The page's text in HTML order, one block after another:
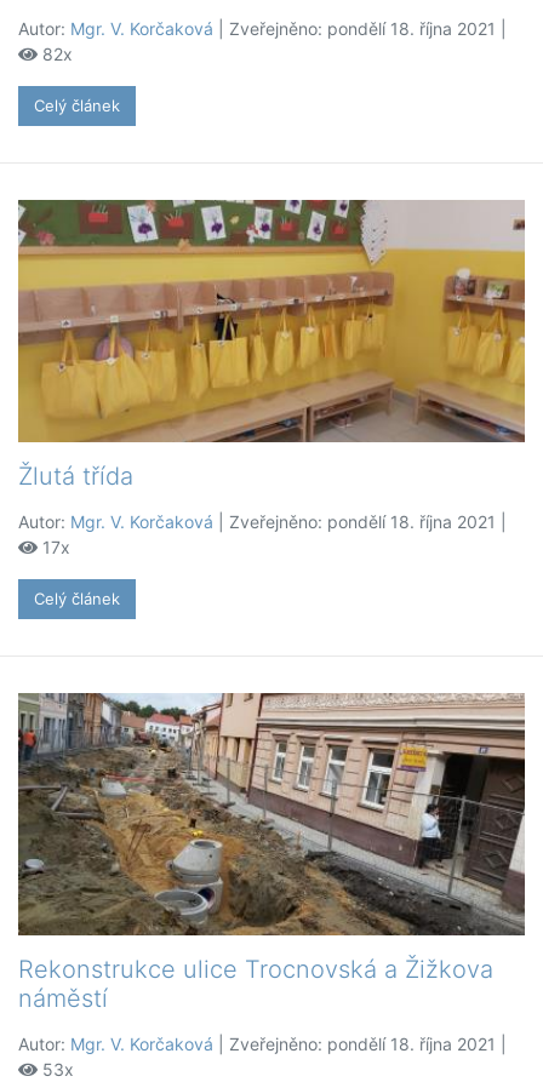
Autor: Mgr. V. Korčaková | Zveřejněno: pondělí 18. října 2021 |
82x
Celý článek
Žlutá třída
Autor: Mgr. V. Korčaková | Zveřejněno: pondělí 18. října 2021 |
17x
Celý článek
Rekonstrukce ulice Trocnovská a Žižkova
náměstí
Autor: Mgr. V. Korčaková | Zveřejněno: pondělí 18. října 2021 |
53x